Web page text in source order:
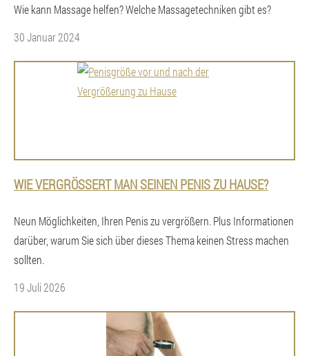
Wie kann Massage helfen? Welche Massagetechniken gibt es?
30 Januar 2024
WIE VERGRÖSSERT MAN SEINEN PENIS ZU HAUSE?
Neun Möglichkeiten, Ihren Penis zu vergrößern. Plus Informationen
darüber, warum Sie sich über dieses Thema keinen Stress machen
sollten.
19 Juli 2026